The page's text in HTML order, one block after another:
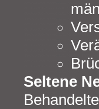
Seltene